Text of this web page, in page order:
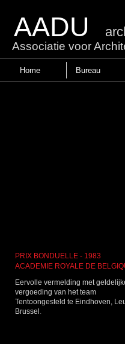
AADU
Associatie voor
Home Bureau
PRIX BONDUELLE - 1983
ACADEMIE ROYALE DE
Eervolle vermelding met
vergoeding van het team
Tentoongesteld te Eindhoven,
Brussel .